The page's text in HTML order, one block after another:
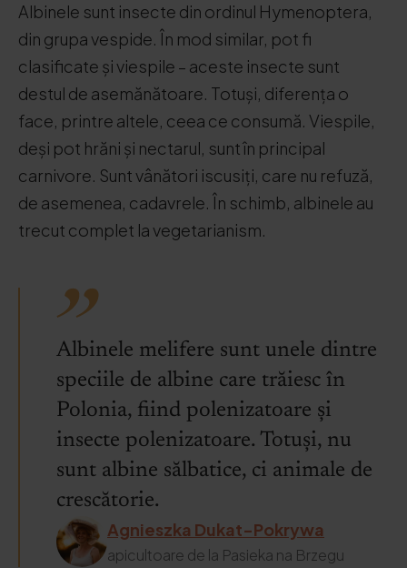
Albinele sunt insecte din ordinul Hymenoptera,
din grupa vespide. În mod similar, pot fi
clasificate și viespile – aceste insecte sunt
destul de asemănătoare. Totuși, diferența o
face, printre altele, ceea ce consumă. Viespile,
deși pot hrăni și nectarul, sunt în principal
carnivore. Sunt vânători iscusiți, care nu refuză,
de asemenea, cadavrele. În schimb, albinele au
trecut complet la vegetarianism.
Albinele melifere sunt unele dintre
speciile de albine care trăiesc în
Polonia, fiind polenizatoare și
insecte polenizatoare. Totuși, nu
sunt albine sălbatice, ci animale de
crescătorie.
Agnieszka Dukat-Pokrywa
apicultoare de la Pasieka na Brzegu